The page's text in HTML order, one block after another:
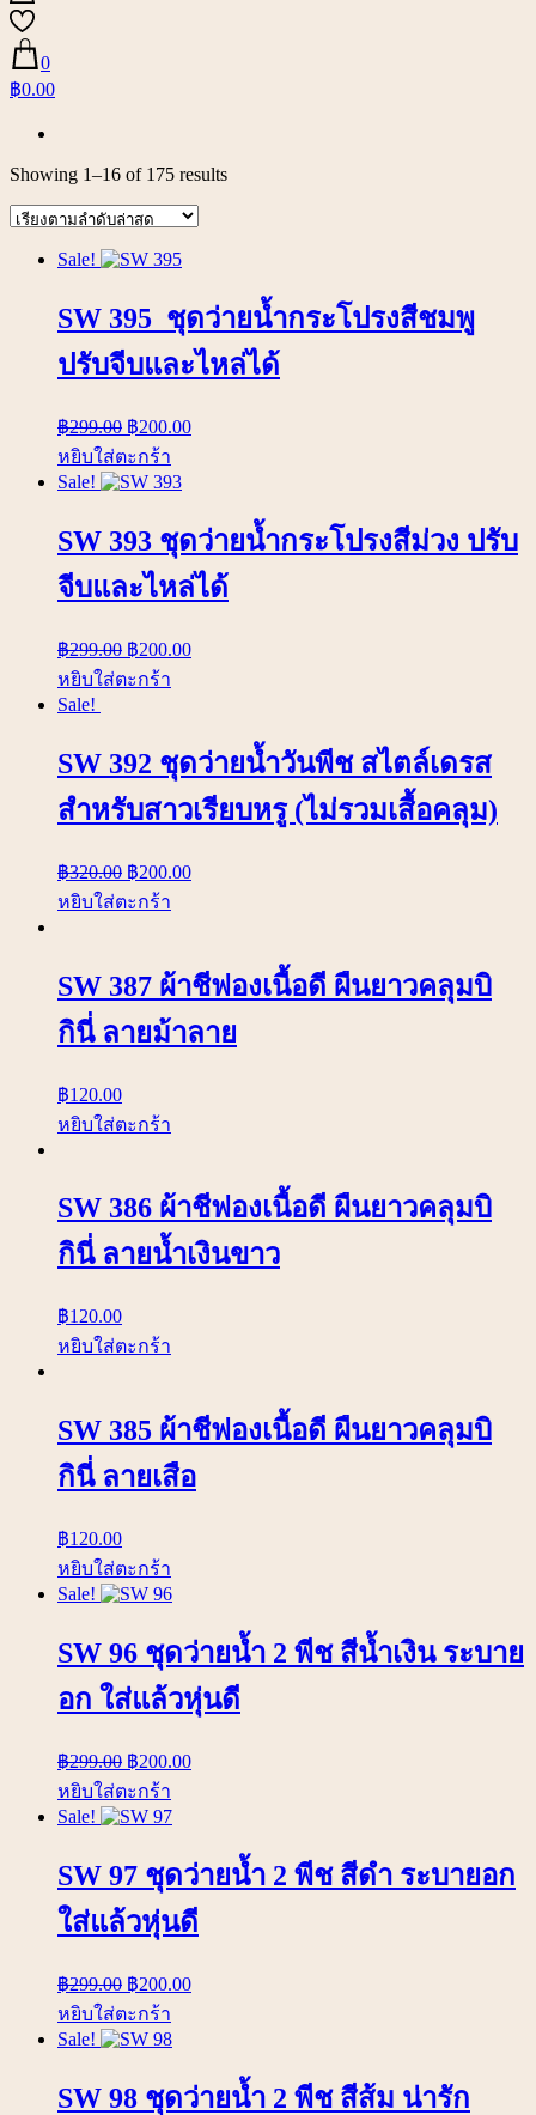
0
฿0.00
Showing 1–16 of 175 results
Sale!
SW 395 ชุดว่ายน้ำกระโปรงสีชมพู
ปรับจีบและไหล่ได้
฿299.00 ฿200.00
หยิบใส่ตะกร้า
Sale!
SW 393 ชุดว่ายน้ำกระโปรงสีม่วง ปรับ
จีบและไหล่ได้
฿299.00 ฿200.00
หยิบใส่ตะกร้า
Sale!
SW 392 ชุดว่ายน้ำวันพีช สไตล์เดรส
สำหรับสาวเรียบหรู (ไม่รวมเสื้อคลุม)
฿320.00 ฿200.00
หยิบใส่ตะกร้า
SW 387 ผ้าชีฟองเนื้อดี ผืนยาวคลุมบิ
กินี่ ลายม้าลาย
฿120.00
หยิบใส่ตะกร้า
SW 386 ผ้าชีฟองเนื้อดี ผืนยาวคลุมบิ
กินี่ ลายน้ำเงินขาว
฿120.00
หยิบใส่ตะกร้า
SW 385 ผ้าชีฟองเนื้อดี ผืนยาวคลุมบิ
กินี่ ลายเสือ
฿120.00
หยิบใส่ตะกร้า
Sale!
SW 96 ชุดว่ายน้ำ 2 พีช สีน้ำเงิน ระบาย
อก ใส่แล้วหุ่นดี
฿299.00 ฿200.00
หยิบใส่ตะกร้า
Sale!
SW 97 ชุดว่ายน้ำ 2 พีช สีดำ ระบายอก
ใส่แล้วหุ่นดี
฿299.00 ฿200.00
หยิบใส่ตะกร้า
Sale!
SW 98 ชุดว่ายน้ำ 2 พีช สีส้ม น่ารัก